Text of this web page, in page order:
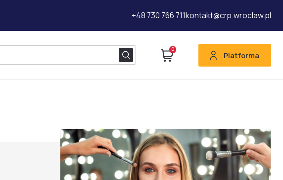
+48 730 766 711kontakt@crp.wroclaw.pl
0
Platforma